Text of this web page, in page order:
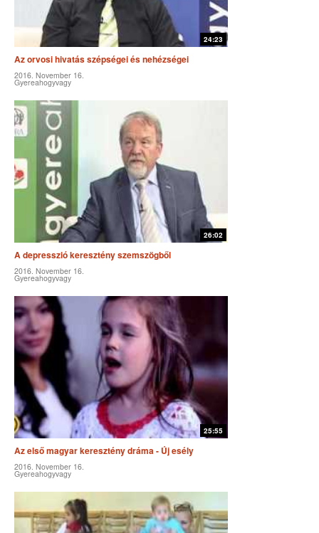
24:23
Az orvosi hivatás szépségei és nehézségei
2016. November 16.
Gyereahogyvagy
26:02
A depresszió keresztény szemszögből
2016. November 16.
Gyereahogyvagy
25:55
Az első magyar keresztény dráma - Új esély
2016. November 16.
Gyereahogyvagy